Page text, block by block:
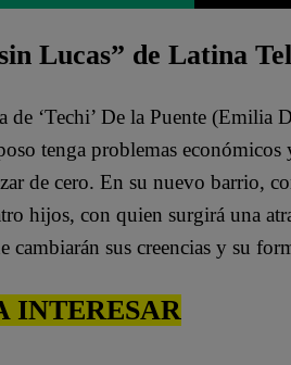
Lucas” de Latina
‘Techi’ De la Puente (Emilia
tenga problemas económicos
de cero. En su nuevo barrio,
hijos, con quien surgirá una
cambiarán sus creencias y su
INTERESAR